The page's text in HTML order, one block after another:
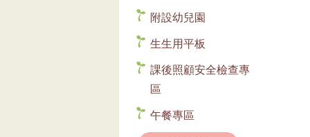
附設幼兒園
生生用平板
課後照顧安全檢查專
區
午餐專區